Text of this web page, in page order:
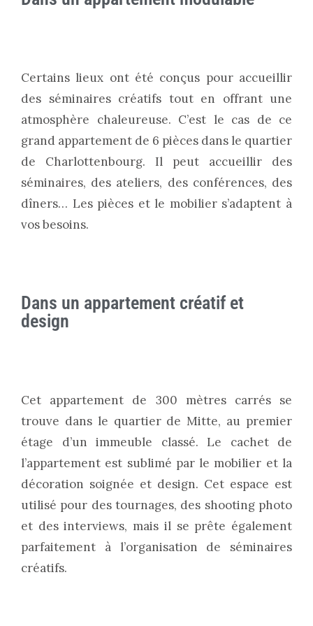
Certains lieux ont été conçus pour accueillir
des séminaires créatifs tout en offrant une
atmosphère chaleureuse. C’est le cas de ce
grand appartement de 6 pièces dans le quartier
de Charlottenbourg. Il peut accueillir des
séminaires, des ateliers, des conférences, des
dîners… Les pièces et le mobilier s’adaptent à
vos besoins.
Dans un appartement créatif et
design
Cet appartement de 300 mètres carrés se
trouve dans le quartier de Mitte, au premier
étage d’un immeuble classé. Le cachet de
l’appartement est sublimé par le mobilier et la
décoration soignée et design. Cet espace est
utilisé pour des tournages, des shooting photo
et des interviews, mais il se prête également
parfaitement à l’organisation de séminaires
créatifs.